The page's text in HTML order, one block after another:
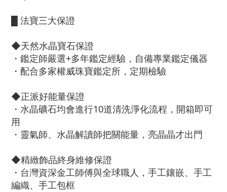
█ 法寶三大保證
◆天然水晶寶石保證
・鑑定師嚴選+多年鑑定經驗，自備專業鑑定儀器
・配合多家權威珠寶鑑定所，定期檢驗
◆正派好能量保證
・水晶礦石均會進行10道清洗淨化流程，開箱即可
用
・靈氣師、水晶解讀師把關能量，亮晶晶才出門
◆精緻飾品終身維修保證
・台灣資深金工師傅與全球職人，手工鑲嵌、手工
編織、手工包框